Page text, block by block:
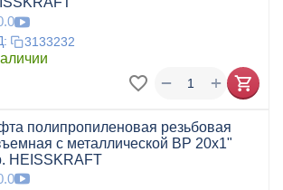
3133232
+
−
полипропиленовая резьбовая
с металлической ВР 20x1"
HEISSKRAFT